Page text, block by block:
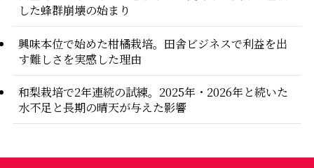
した蜂群崩壊の始まり
興味本位で始めた柑橘栽培。田舎ビジネスで利益を出
す難しさを実感した理由
和梨栽培で2年連続の試練。2025年・2026年と続いた
水不足と長期の晴天が与えた影響